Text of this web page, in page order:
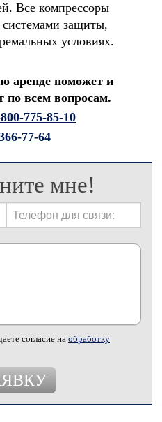
Все компрессоры
защиты,
условиях.
аренде поможет и
по всем вопросам.
775-85-10
77-64
мне!
согласие на обработку